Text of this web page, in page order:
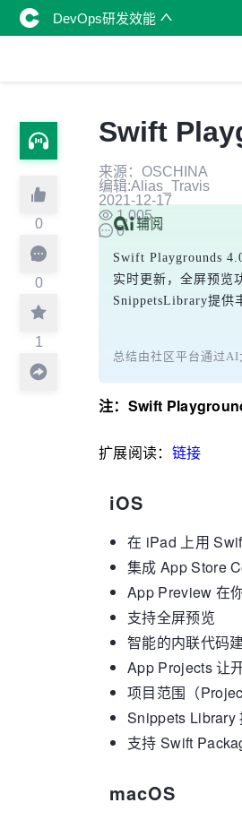
DevOps研发效能
0
0
1
Swift
来源：OSCHINA
编辑:Alias_Travis
2021-12-17
1,005
0
Swift Playgrounds
实时更新，全屏预览
SnippetsLibrary提供
总结由社区平台通过
注：Swift
扩展阅读： 链接
iOS
在 iPad 上用
集成 App Store
App Preview 在
支持全屏预览
智能的内联代码
App Projects 让
项目范围（
Snippets Library
支持 Swift
macOS